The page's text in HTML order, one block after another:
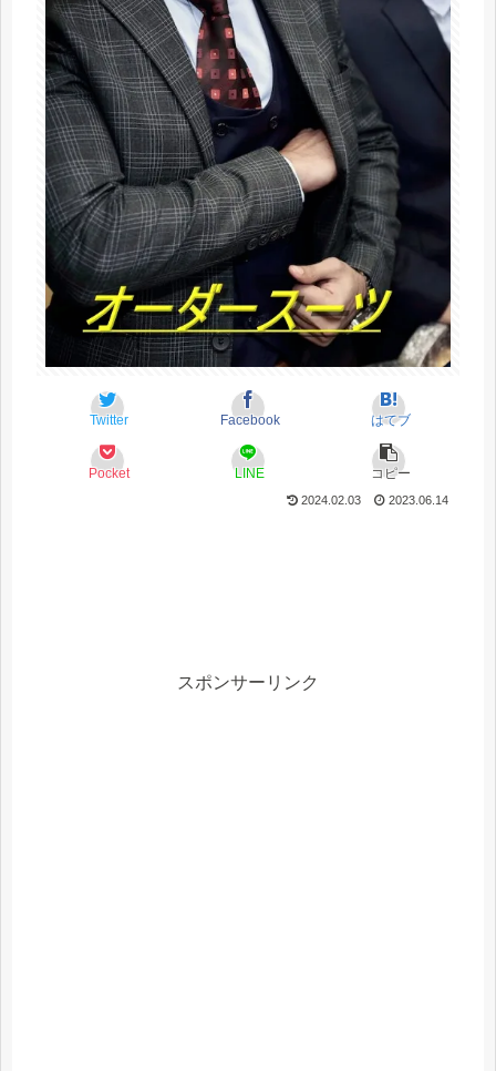
Twitter Facebook はてブ
Pocket LINE コピー
2024.02.03 2023.06.14
スポンサーリンク